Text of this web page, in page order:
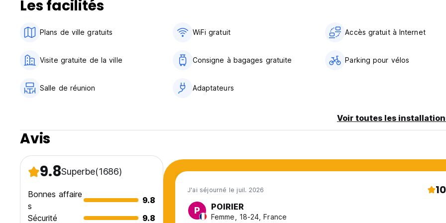
L'auberge se trouve également au coin de la rue, à proximité du marché fermier et du grand supermarché de la ville, Alfa !
Parmi les avantages de l'auberge, citons les douches chaudes, l'Internet gratuit, le lave-linge et les balcons avec vue
sur la baie et la cuisine !
Nous sommes à votre disposition pour répondre à toutes vos questions et essayer de vous aider dans vos déplacements -
excursions autour de Saranda et voyages en Albanie également !
Nos événements à l'auberge
BBQ sur la plage (les soirs où nous avons 8 clients ou plus, nous pouvons organiser un BBQ sur la plage. Il n'y a pas de
façon de faire connaissance avec les autres invités et de profiter d'une belle nuit à Saranda ! Après le dîner, vous aurez
envie de vous baigner au clair de lune !
Nuit des fruits de mer
Les facilités
Plans de ville gratuits WiFi gratuit Accès gratuit à Internet
Visite gratuite de la ville Consigne à bagages gratuite Parking pour vélos
Salle de réunion Adaptateurs
Voir toutes les
Avis
9.8Superbe(1686)
Bonnes affaire
s
9.8
Sécurité
9.8
J'ai séjourné le juil. 2026 10
P POIRIER
Femme, 18-24, France